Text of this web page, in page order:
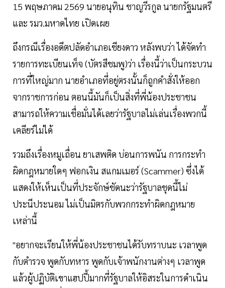
15 พฤษภาคม 2569 นายอนุทิน ชาญวีรกูล นายกรัฐมนตรี
และ รมว.มหาดไทย เปิดเผย
ถึงกรณีเรื่องอดีตปลัดอำเภอเชียงดาว หลังพบว่า ได้จัดทำ
รายการทะเบียนเท็จ (บัตรสีชมพู)ว่า เรื่องนี้ว่าเป็นกระบวน
การที่ใหญ่มาก นายอำเภอที่อยู่ตรงนั้นก็ถูกคำสั่งให้ออก
จากราชการก่อน ตอนนี้มันก็เป็นสิ่งที่พี่น้องประชาชน
สามารถให้ความเชื่อมั่นได้เลยว่ารัฐบาลไม่เล่นเรื่องพวกนี้
เคลียร์ไม่ได้
รวมถึงเรื่องหมูเถื่อน ยาเสพติด บ่อนการพนัน การกระทำ
ผิดกฎหมายใดๆ ฟอกเงิน สแกมเมอร์ (Scammer) ซึ่งได้
แสดงให้เห็นเป็นที่ประจักษ์ชัดนะว่ารัฐบาลชุดนี้ไม่
ประนีประนอม ไม่เป็นมิตรกับพวกกระทำผิดกฎหมาย
เหล่านี้
"อยากจะเรียนให้พี่น้องประชาชนได้รับทราบนะ เวลาพูด
กับตำรวจ พูดกับทหาร พูดกับเจ้าพนักงานต่างๆ เวลาพูด
แล้วผู้ปฏิบัติเขาแฮปปี้มากที่รัฐบาลให้อิสระในการดำเนิน